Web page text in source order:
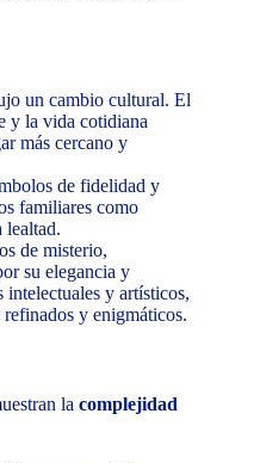
un cambio cultural. El
y la vida cotidiana
más cercano y
de fidelidad y
familiares como
lealtad.
de misterio,
su elegancia y
y artísticos,
y enigmáticos.
la complejidad